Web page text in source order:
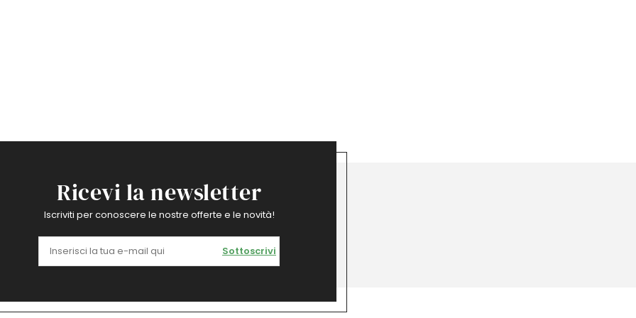
Ricevi la newsletter
Iscriviti per conoscere le nostre offerte e le novità!
Sottoscrivi